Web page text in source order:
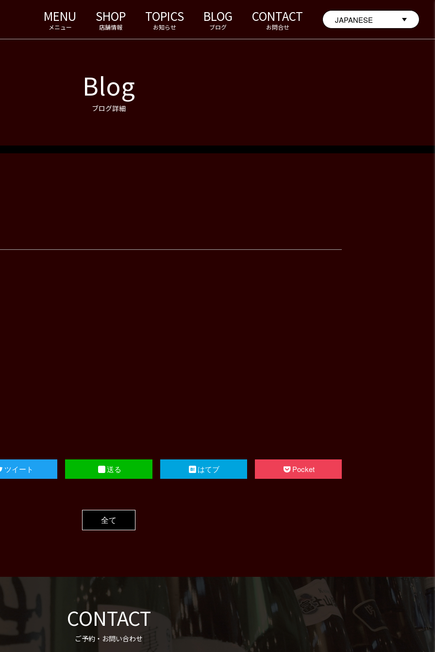
MENU
メニュー
SHOP
店舗情報
TOPICS
お知らせ
BLOG
ブログ
CONTACT
お問合せ
Blog
ブログ詳細
ツイート 送る はてブ Pocket
全て
CONTACT
ご予約・お問い合わせ